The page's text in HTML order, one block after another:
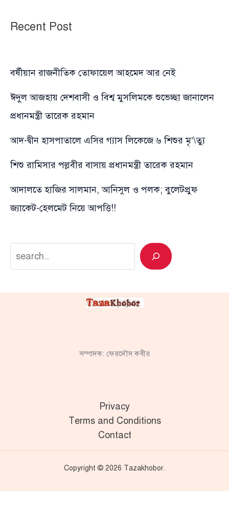
Recent Post
বর্ষীয়ান রাজনীতিক তোফায়েল আহমেদ আর নেই
ঈদুল আজহায় দেশবাসী ও বিশ্ব মুসলিমকে শুভেচ্ছা জানালেন
প্রধানমন্ত্রী তারেক রহমান
আদ-দ্বীন হাসপাতালে এসির গ্যাস লিকেজে ৬ শিশুর মৃ’\ত্যু
শিশু রামিসার পল্লবীর বাসায় প্রধানমন্ত্রী তারেক রহমান
আদালতে হাজির সালমান, আনিসুল ও পলক; বুলেটপ্রুফ
জ্যাকেট-হেলমেট নিয়ে আপত্তি!!
Search
সম্পাদক: ফেরদৌস কবীর
Privacy
Terms and Conditions
Contact
Copyright © 2026 Tazakhobor.